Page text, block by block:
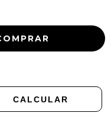
CALCULAR